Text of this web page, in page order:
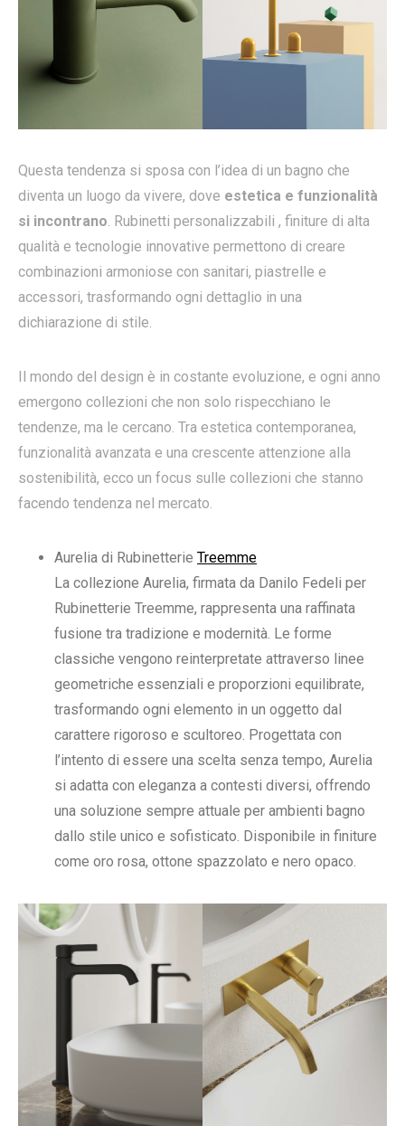
Questa tendenza si sposa con l’idea di un bagno che
diventa un luogo da vivere, dove estetica e funzionalità
si incontrano. Rubinetti personalizzabili , finiture di alta
qualità e tecnologie innovative permettono di creare
combinazioni armoniose con sanitari, piastrelle e
accessori, trasformando ogni dettaglio in una
dichiarazione di stile.
Il mondo del design è in costante evoluzione, e ogni anno
emergono collezioni che non solo rispecchiano le
tendenze, ma le cercano. Tra estetica contemporanea,
funzionalità avanzata e una crescente attenzione alla
sostenibilità, ecco un focus sulle collezioni che stanno
facendo tendenza nel mercato.
Aurelia di Rubinetterie Treemme
La collezione Aurelia, firmata da Danilo Fedeli per
Rubinetterie Treemme, rappresenta una raffinata
fusione tra tradizione e modernità. Le forme
classiche vengono reinterpretate attraverso linee
geometriche essenziali e proporzioni equilibrate,
trasformando ogni elemento in un oggetto dal
carattere rigoroso e scultoreo. Progettata con
l’intento di essere una scelta senza tempo, Aurelia
si adatta con eleganza a contesti diversi, offrendo
una soluzione sempre attuale per ambienti bagno
dallo stile unico e sofisticato. Disponibile in finiture
come oro rosa, ottone spazzolato e nero opaco.